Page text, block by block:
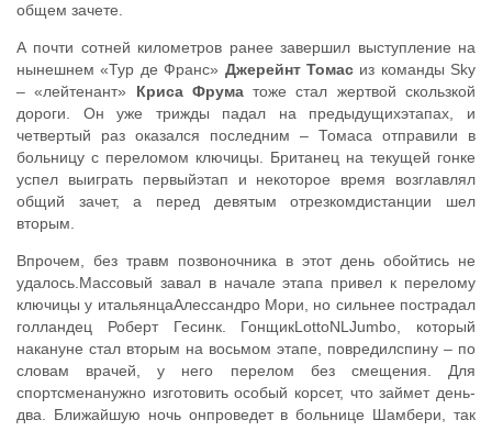
общем зачете.
А почти сотней километров ранее завершил выступление на
нынешнем «Тур де Франс» Джерейнт Томасиз команды Sky
– «лейтенант» Криса Фруматоже стал жертвой скользкой
дороги. Он уже трижды падал на предыдущихэтапах, и
четвертый раз оказался последним – Томаса отправили в
больницу с переломом ключицы. Британец на текущей гонке
успел выиграть первыйэтап и некоторое время возглавлял
общий зачет, а перед девятым отрезкомдистанции шел
вторым.
Впрочем, без травм позвоночника в этот день обойтись не
удалось.Массовый завал в начале этапа привел к перелому
ключицы у итальянцаАлессандро Мори, но сильнее пострадал
голландец Роберт Гесинк. ГонщикLottoNLJumbo, который
накануне стал вторым на восьмом этапе, повредилспину – по
словам врачей, у него перелом без смещения. Для
спортсменанужно изготовить особый корсет, что займет день-
два. Ближайшую ночь онпроведет в больнице Шамбери, так